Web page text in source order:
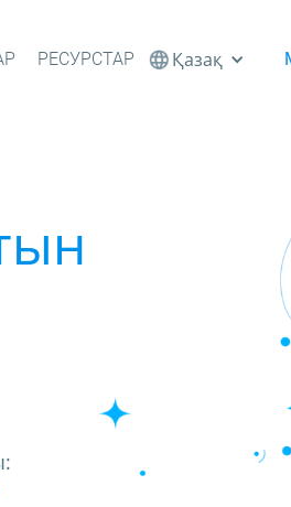
РЕСУРСТАР Қазақ